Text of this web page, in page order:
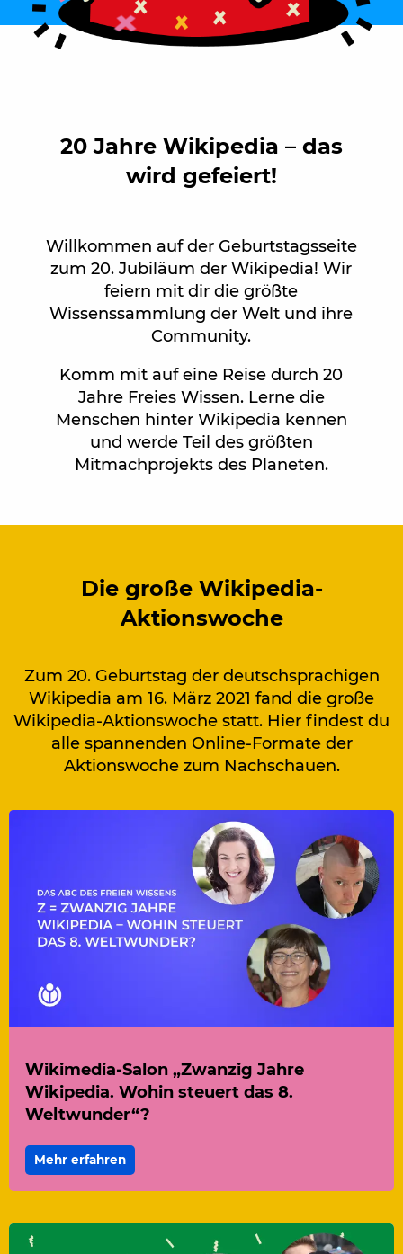
20 Jahre Wikipedia – das
wird gefeiert!
Willkommen auf der Geburtstagsseite
zum 20. Jubiläum der Wikipedia! Wir
feiern mit dir die größte
Wissenssammlung der Welt und ihre
Community.
Komm mit auf eine Reise durch 20
Jahre Freies Wissen. Lerne die
Menschen hinter Wikipedia kennen
und werde Teil des größten
Mitmachprojekts des Planeten.
Die große Wikipedia-
Aktionswoche
Zum 20. Geburtstag der deutschsprachigen
Wikipedia am 16. März 2021 fand die große
Wikipedia-Aktionswoche statt. Hier findest du
alle spannenden Online-Formate der
Aktionswoche zum Nachschauen.
Wikimedia-Salon „Zwanzig Jahre
Wikipedia. Wohin steuert das 8.
Weltwunder“?
Mehr erfahren